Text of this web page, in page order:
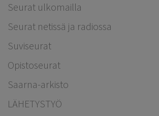
Seurat ulkomailla
Seurat netissä ja radiossa
Suviseurat
Opistoseurat
Saarna-arkisto
LÄHETYSTYÖ